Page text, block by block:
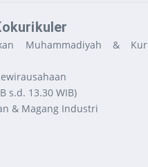
Muhammadiyah &
s.d. 13.30 WIB)
& Magang Industri